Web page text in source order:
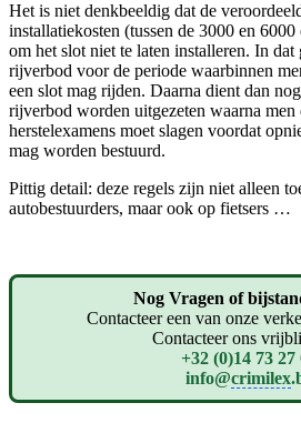
Het is niet denkbeeldig dat de
installatiekosten (tussen de 3000 en
om het slot niet te laten installeren. In
rijverbod voor de periode waarbinnen
een slot mag rijden. Daarna dient dan
rijverbod worden uitgezeten waarna men
herstelexamens moet slagen voordat
mag worden bestuurd.
Pittig detail: deze regels zijn niet alleen
autobestuurders, maar ook op fietsers …
Nog Vragen of
Contacteer een van onze
Contacteer ons
+32 (0)14 73 27
info@crimilex